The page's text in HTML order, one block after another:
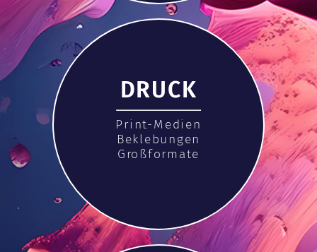
DRUCK
Print-Medien
Beklebungen
Großformate